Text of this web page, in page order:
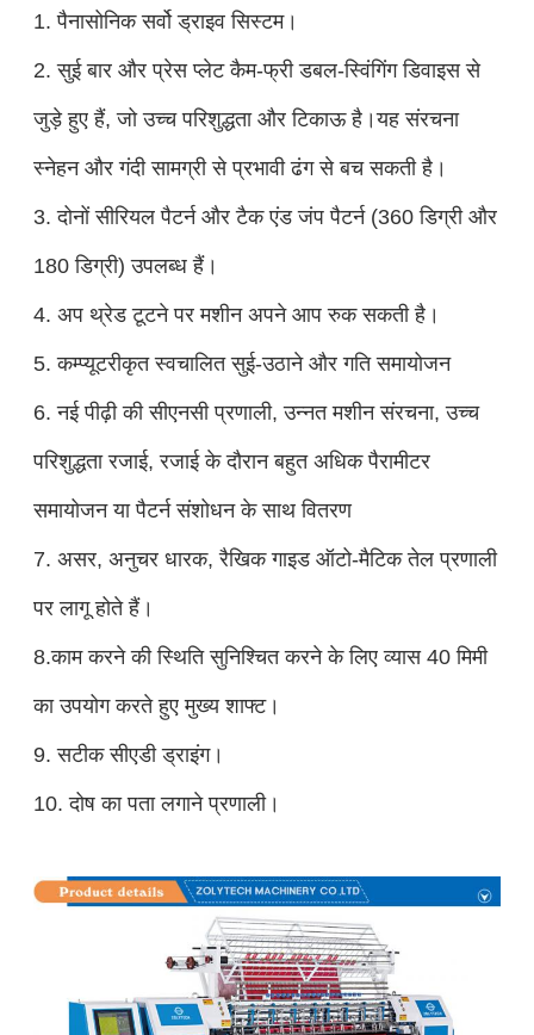
1. पैनासोनिक सर्वो ड्राइव सिस्टम।
2. सुई बार और प्रेस प्लेट कैम-फ्री डबल-स्विंगिंग डिवाइस से
जुड़े हुए हैं, जो उच्च परिशुद्धता और टिकाऊ है।यह संरचना
स्नेहन और गंदी सामग्री से प्रभावी ढंग से बच सकती है।
3. दोनों सीरियल पैटर्न और टैक एंड जंप पैटर्न (360 डिग्री और
180 डिग्री) उपलब्ध हैं।
4. अप थ्रेड टूटने पर मशीन अपने आप रुक सकती है।
5. कम्प्यूटरीकृत स्वचालित सुई-उठाने और गति समायोजन
6. नई पीढ़ी की सीएनसी प्रणाली, उन्नत मशीन संरचना, उच्च
परिशुद्धता रजाई, रजाई के दौरान बहुत अधिक पैरामीटर
समायोजन या पैटर्न संशोधन के साथ वितरण
7. असर, अनुचर धारक, रैखिक गाइड ऑटो-मैटिक तेल प्रणाली
पर लागू होते हैं।
8.काम करने की स्थिति सुनिश्चित करने के लिए व्यास 40 मिमी
का उपयोग करते हुए मुख्य शाफ्ट।
9. सटीक सीएडी ड्राइंग।
10. दोष का पता लगाने प्रणाली।